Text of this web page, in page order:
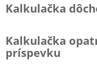
Kalkulačka
Kalkulačka
príspevku